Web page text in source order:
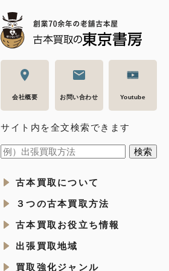
会社概要 お問い合わせ Youtube
サイト内を全文検索できます
古本買取について
３つの古本買取方法
古本買取お役立ち情報
出張買取地域
買取強化ジャンル